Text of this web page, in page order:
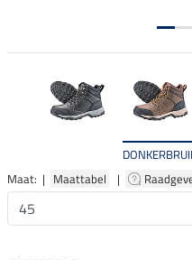
Maat: | Maattabel |